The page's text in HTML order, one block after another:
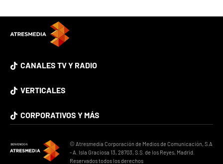
CANALES TV Y RADIO
VERTICALES
CORPORATIVOS Y MÁS
© Atresmedia Corporación de Medios de Comunicación, S.A
- A. Isla Graciosa 13, 28703, S.S. de los Reyes, Madrid.
Reservados todos los derechos